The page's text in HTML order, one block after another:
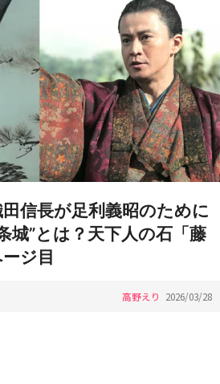
田信長が足利義昭のために
城”とは？天下人の石「藤
ジ目
高野えり 2026/03/28